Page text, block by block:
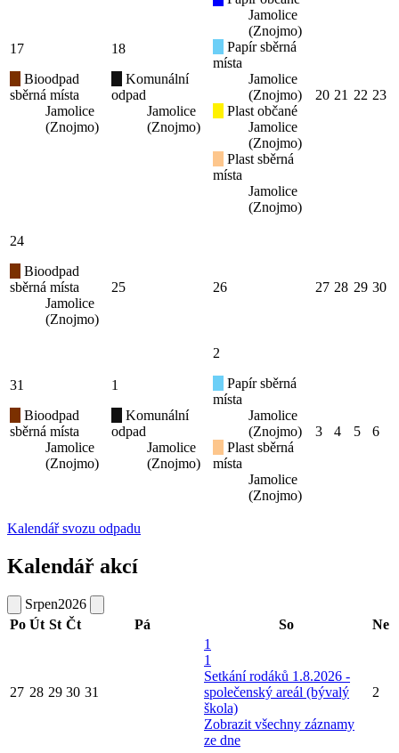
17
Bioodpad
sběrná místa
Jamolice
(Znojmo)
18
Komunální
odpad
Jamolice
(Znojmo)
Jamolice
(Znojmo)
Papír sběrná
místa
Jamolice
(Znojmo)
Plast občané
Jamolice
(Znojmo)
Plast sběrná
místa
Jamolice
(Znojmo)
20 21 22 23
24
Bioodpad
sběrná místa
Jamolice
(Znojmo)
25 26 27 28 29 30
31
Bioodpad
sběrná místa
Jamolice
(Znojmo)
1
Komunální
odpad
Jamolice
(Znojmo)
2
Papír sběrná
místa
Jamolice
(Znojmo)
Plast sběrná
místa
Jamolice
(Znojmo)
3 4 5 6
Kalendář svozu odpadu
Kalendář akcí
Srpen2026
Po Út St Čt Pá So Ne
27 28 29 30 31
1
1
Setkání rodáků 1.8.2026 -
společenský areál (bývalý
škola)
Zobrazit všechny záznamy
ze dne
2